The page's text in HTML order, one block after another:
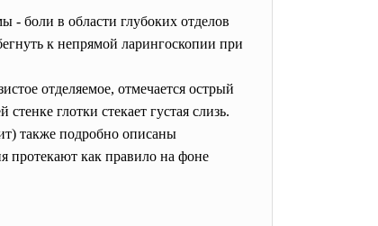
боли в области глубоких отделов
к непрямой ларингоскопии при
отделяемое, отмечается острый
глотки стекает густая слизь.
также подробно описаны
протекают как правило на фоне